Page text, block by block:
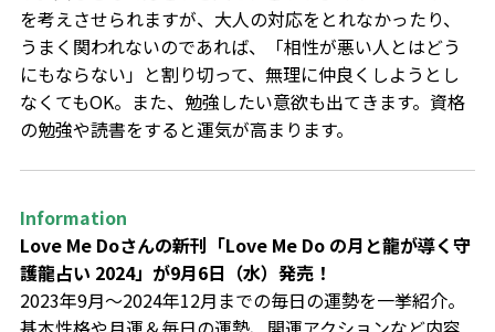
を考えさせられますが、大人の対応をとれなかったり、
うまく関われないのであれば、「相性が悪い人とはどう
にもならない」と割り切って、無理に仲良くしようとし
なくてもOK。また、勉強したい意欲も出てきます。資格
の勉強や読書をすると運気が高まります。
Information
Love Me Doさんの新刊「Love Me Do の月と龍が導く守
護龍占い 2024」が9月6日（水）発売！
2023年9月～2024年12月までの毎日の運勢を一挙紹介。